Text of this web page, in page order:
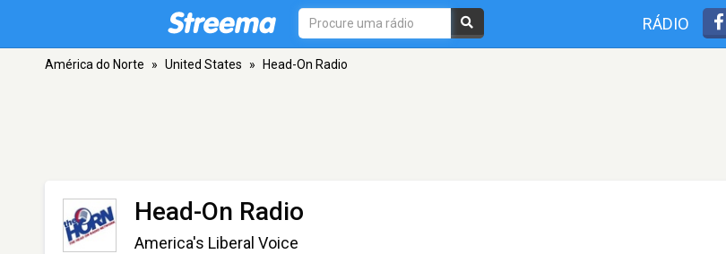
RÁDIO
América do Norte » United States » Head-On Radio
Head-On Radio
America's Liberal Voice